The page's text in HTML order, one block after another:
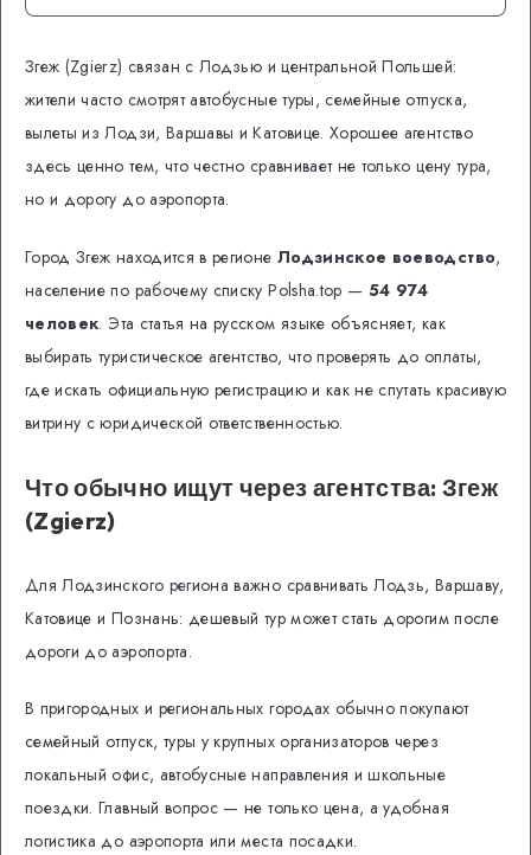
Згеж (Zgierz) связан с Лодзью и центральной Польшей:
жители часто смотрят автобусные туры, семейные отпуска,
вылеты из Лодзи, Варшавы и Катовице. Хорошее агентство
здесь ценно тем, что честно сравнивает не только цену тура,
но и дорогу до аэропорта.
Город Згеж находится в регионе Лодзинское воеводство,
население по рабочему списку Polsha.top — 54 974
человек. Эта статья на русском языке объясняет, как
выбирать туристическое агентство, что проверять до оплаты,
где искать официальную регистрацию и как не спутать красивую
витрину с юридической ответственностью.
Что обычно ищут через агентства: Згеж
(Zgierz)
Для Лодзинского региона важно сравнивать Лодзь, Варшаву,
Катовице и Познань: дешевый тур может стать дорогим после
дороги до аэропорта.
В пригородных и региональных городах обычно покупают
семейный отпуск, туры у крупных организаторов через
локальный офис, автобусные направления и школьные
поездки. Главный вопрос — не только цена, а удобная
логистика до аэропорта или места посадки.